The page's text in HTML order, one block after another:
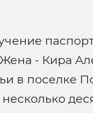
- Кира
в поселке